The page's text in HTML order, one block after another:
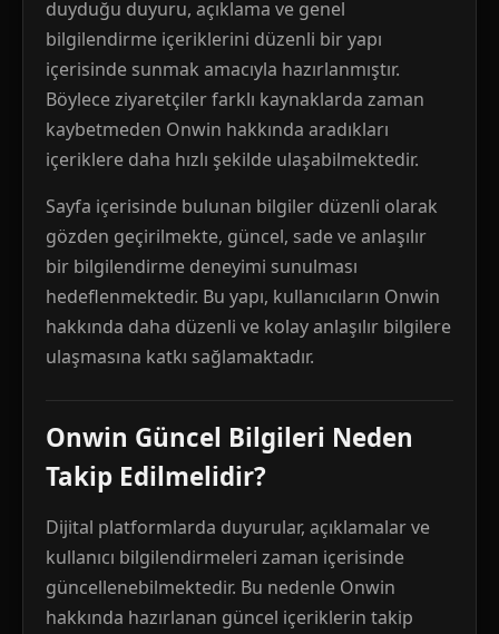
duyduğu duyuru, açıklama ve genel
bilgilendirme içeriklerini düzenli bir yapı
içerisinde sunmak amacıyla hazırlanmıştır.
Böylece ziyaretçiler farklı kaynaklarda zaman
kaybetmeden Onwin hakkında aradıkları
içeriklere daha hızlı şekilde ulaşabilmektedir.
Sayfa içerisinde bulunan bilgiler düzenli olarak
gözden geçirilmekte, güncel, sade ve anlaşılır
bir bilgilendirme deneyimi sunulması
hedeflenmektedir. Bu yapı, kullanıcıların Onwin
hakkında daha düzenli ve kolay anlaşılır bilgilere
ulaşmasına katkı sağlamaktadır.
Onwin Güncel Bilgileri Neden
Takip Edilmelidir?
Dijital platformlarda duyurular, açıklamalar ve
kullanıcı bilgilendirmeleri zaman içerisinde
güncellenebilmektedir. Bu nedenle Onwin
hakkında hazırlanan güncel içeriklerin takip